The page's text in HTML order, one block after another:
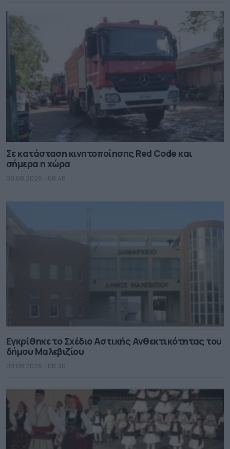
Σε κατάσταση κινητοποίησης Red Code και
σήμερα η χώρα
09.08.2026 - 08.46
Εγκρίθηκε το Σχέδιο Αστικής Ανθεκτικότητας του
δήμου Μαλεβιζίου
09.08.2026 - 08.30